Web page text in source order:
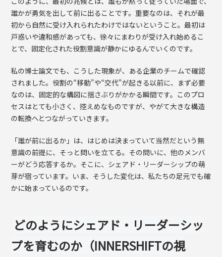
誰かが勇気を出して前に出ることです。重要なのは、それが最
初から自然に受け入れられたわけではないということ。最初は
戸惑いや違和感があっても、徐々にまわりが受け入れ始めるこ
とで、固定化された役割意識が静かにゆるんでいくのです。
私の博士論文でも、こうした現象が、ある企業のチームで確認
されました。役割の“移動”や“交代”が起きる以前に、まず必要
なのは、固定的な構図に揺さぶりがかかる瞬間です。このプロ
セスはとても小さく、控えめなものですが、やがて大きな構造
の転換へとつながっていきます。
「誰が前に出るか」は、はじめは決まっていて当然だという無
意識の前提に、そっと問いを立てる。その問いに、他のメンバ
ーがどう応答するか。そこに、シェアド・リーダーシップの萌
芽が宿っています。いま、そうした変化は、私たちの足元でも確
かに始まっているのです。
どのようにシェアド・リーダーシッ
プを育むのか（INNERSHIFTの視